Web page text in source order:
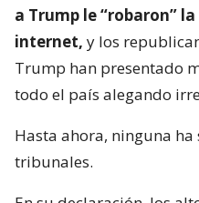
a Trump le “robaron”
internet, y los
Trump han presentado
todo el país alegando
Hasta ahora, ninguna
tribunales.